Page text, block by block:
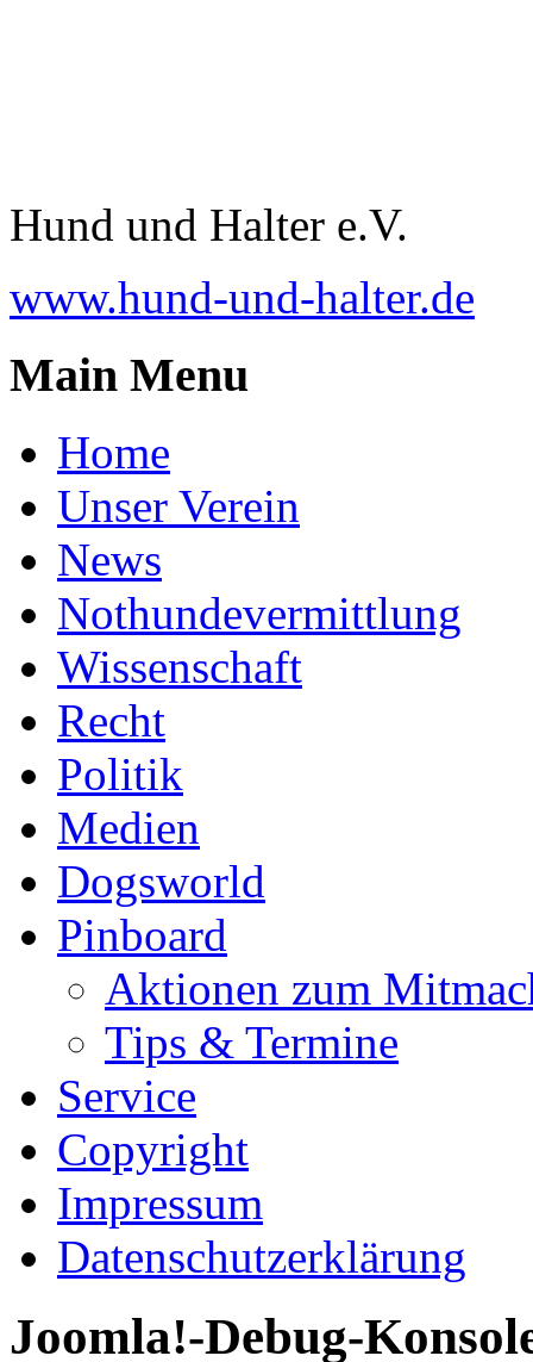
Hund und Halter e.V.
www.hund-und-halter.de
Main Menu
Home
Unser Verein
News
Nothundevermittlung
Wissenschaft
Recht
Politik
Medien
Dogsworld
Pinboard
Aktionen zum
Tips & Termine
Service
Copyright
Impressum
Datenschutzerklärung
Joomla!-Debug-